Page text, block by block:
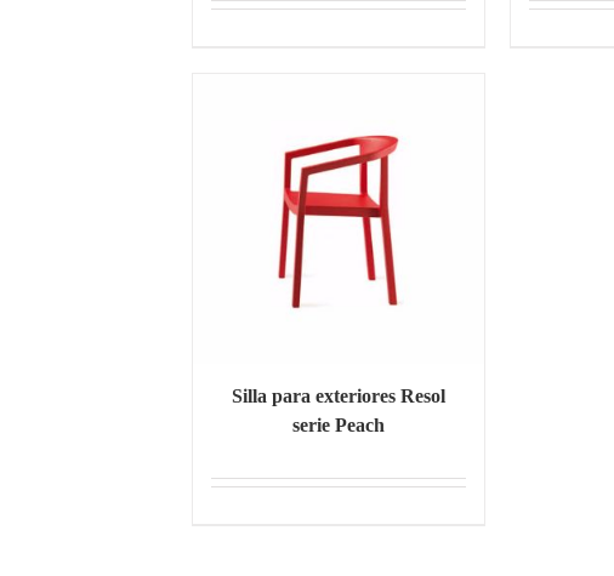
Silla para exteriores Resol
serie Peach